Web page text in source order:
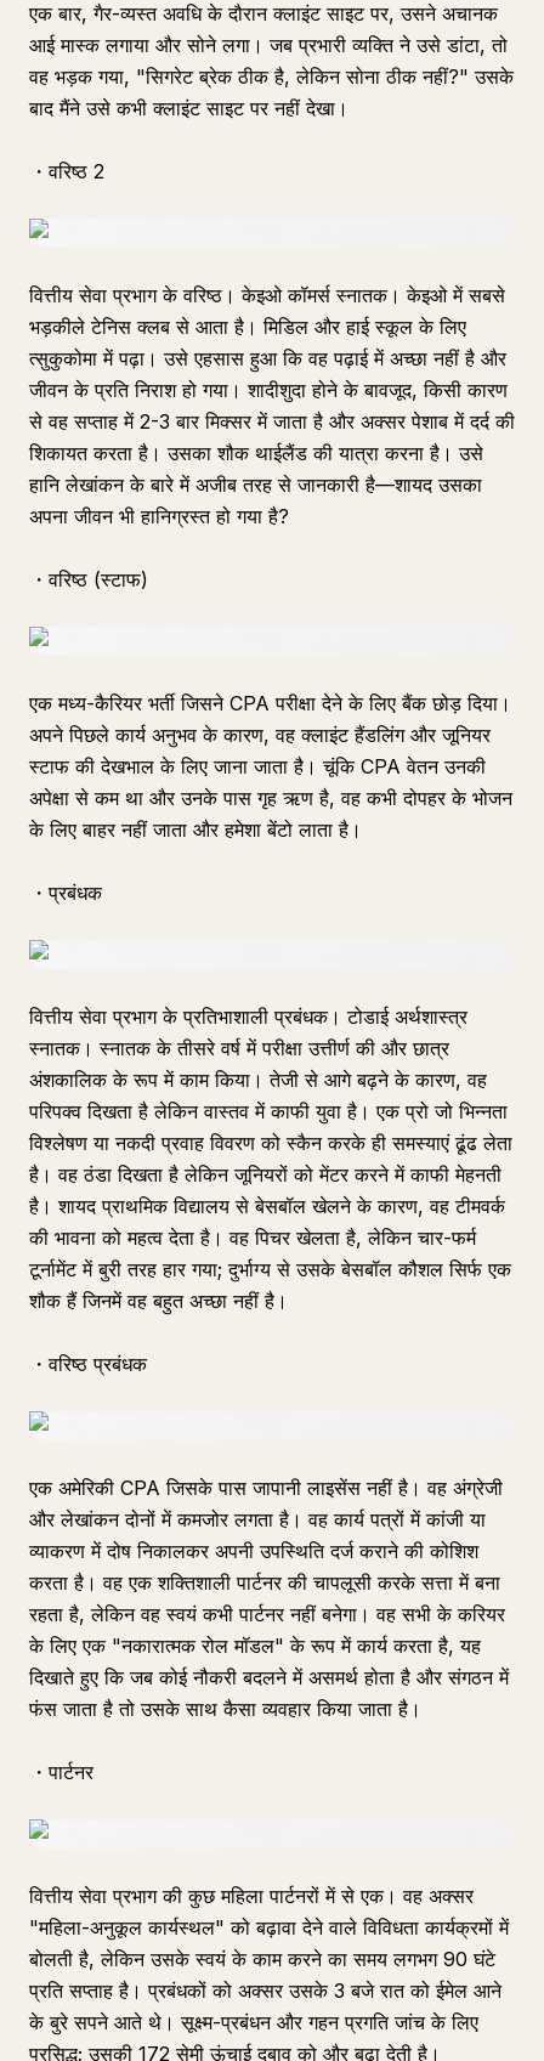
एक बार, गैर-व्यस्त अवधि के दौरान क्लाइंट साइट पर, उसने अचानक
आई मास्क लगाया और सोने लगा। जब प्रभारी व्यक्ति ने उसे डांटा, तो
वह भड़क गया, "सिगरेट ब्रेक ठीक है, लेकिन सोना ठीक नहीं?" उसके
बाद मैंने उसे कभी क्लाइंट साइट पर नहीं देखा।
・वरिष्ठ 2
वित्तीय सेवा प्रभाग के वरिष्ठ। केइओ कॉमर्स स्नातक। केइओ में सबसे
भड़कीले टेनिस क्लब से आता है। मिडिल और हाई स्कूल के लिए
त्सुकुकोमा में पढ़ा। उसे एहसास हुआ कि वह पढ़ाई में अच्छा नहीं है और
जीवन के प्रति निराश हो गया। शादीशुदा होने के बावजूद, किसी कारण
से वह सप्ताह में 2-3 बार मिक्सर में जाता है और अक्सर पेशाब में दर्द की
शिकायत करता है। उसका शौक थाईलैंड की यात्रा करना है। उसे
हानि लेखांकन के बारे में अजीब तरह से जानकारी है—शायद उसका
अपना जीवन भी हानिग्रस्त हो गया है?
・वरिष्ठ (स्टाफ)
एक मध्य-कैरियर भर्ती जिसने CPA परीक्षा देने के लिए बैंक छोड़ दिया।
अपने पिछले कार्य अनुभव के कारण, वह क्लाइंट हैंडलिंग और जूनियर
स्टाफ की देखभाल के लिए जाना जाता है। चूंकि CPA वेतन उनकी
अपेक्षा से कम था और उनके पास गृह ऋण है, वह कभी दोपहर के भोजन
के लिए बाहर नहीं जाता और हमेशा बेंटो लाता है।
・प्रबंधक
वित्तीय सेवा प्रभाग के प्रतिभाशाली प्रबंधक। टोडाई अर्थशास्त्र
स्नातक। स्नातक के तीसरे वर्ष में परीक्षा उत्तीर्ण की और छात्र
अंशकालिक के रूप में काम किया। तेजी से आगे बढ़ने के कारण, वह
परिपक्व दिखता है लेकिन वास्तव में काफी युवा है। एक प्रो जो भिन्नता
विश्लेषण या नकदी प्रवाह विवरण को स्कैन करके ही समस्याएं ढूंढ लेता
है। वह ठंडा दिखता है लेकिन जूनियरों को मेंटर करने में काफी मेहनती
है। शायद प्राथमिक विद्यालय से बेसबॉल खेलने के कारण, वह टीमवर्क
की भावना को महत्व देता है। वह पिचर खेलता है, लेकिन चार-फर्म
टूर्नामेंट में बुरी तरह हार गया; दुर्भाग्य से उसके बेसबॉल कौशल सिर्फ एक
शौक हैं जिनमें वह बहुत अच्छा नहीं है।
・वरिष्ठ प्रबंधक
एक अमेरिकी CPA जिसके पास जापानी लाइसेंस नहीं है। वह अंग्रेजी
और लेखांकन दोनों में कमजोर लगता है। वह कार्य पत्रों में कांजी या
व्याकरण में दोष निकालकर अपनी उपस्थिति दर्ज कराने की कोशिश
करता है। वह एक शक्तिशाली पार्टनर की चापलूसी करके सत्ता में बना
रहता है, लेकिन वह स्वयं कभी पार्टनर नहीं बनेगा। वह सभी के करियर
के लिए एक "नकारात्मक रोल मॉडल" के रूप में कार्य करता है, यह
दिखाते हुए कि जब कोई नौकरी बदलने में असमर्थ होता है और संगठन में
फंस जाता है तो उसके साथ कैसा व्यवहार किया जाता है।
・पार्टनर
वित्तीय सेवा प्रभाग की कुछ महिला पार्टनरों में से एक। वह अक्सर
"महिला-अनुकूल कार्यस्थल" को बढ़ावा देने वाले विविधता कार्यक्रमों में
बोलती है, लेकिन उसके स्वयं के काम करने का समय लगभग 90 घंटे
प्रति सप्ताह है। प्रबंधकों को अक्सर उसके 3 बजे रात को ईमेल आने
के बुरे सपने आते थे। सूक्ष्म-प्रबंधन और गहन प्रगति जांच के लिए
प्रसिद्ध; उसकी 172 सेमी ऊंचाई दबाव को और बढ़ा देती है।